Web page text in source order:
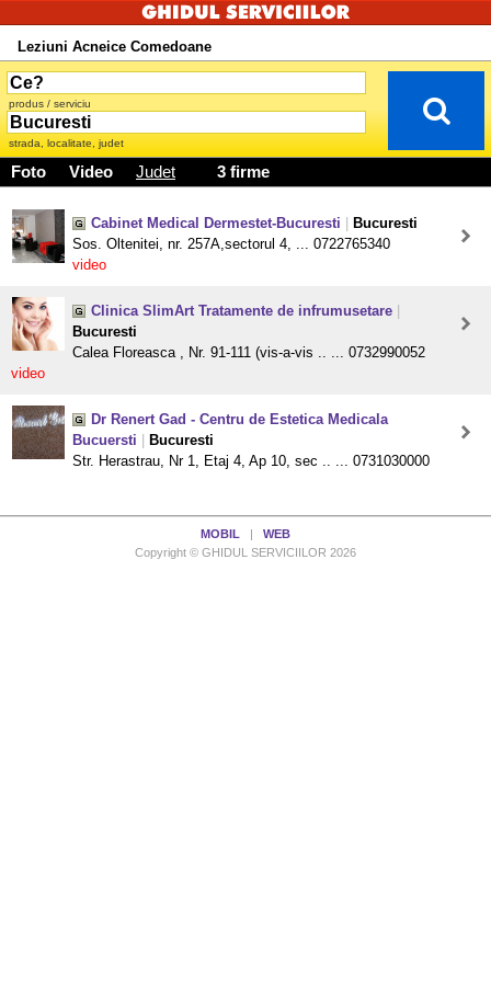
Leziuni Acneice Comedoane
produs / serviciu
strada, localitate, judet
Foto Video Judet 3 firme
Cabinet Medical Dermestet-Bucuresti
Bucuresti
Sos. Oltenitei, nr. 257A,sectorul 4, ... 0722765340
video
Clinica SlimArt Tratamente de infrumusetare
Bucuresti
Calea Floreasca , Nr. 91-111 (vis-a-vis .. ... 0732990052
video
Dr Renert Gad - Centru de Estetica Medicala
Bucuersti
Bucuresti
Str. Herastrau, Nr 1, Etaj 4, Ap 10, sec .. ... 0731030000
MOBIL
WEB
Copyright © GHIDUL SERVICIILOR 2026